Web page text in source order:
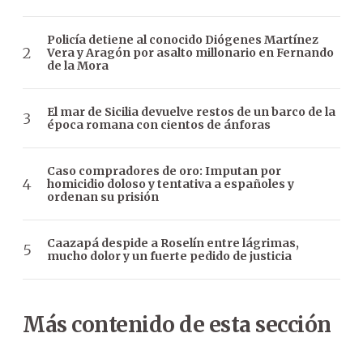
Policía detiene al conocido Diógenes Martínez
Vera y Aragón por asalto millonario en Fernando
de la Mora
El mar de Sicilia devuelve restos de un barco de la
época romana con cientos de ánforas
Caso compradores de oro: Imputan por
homicidio doloso y tentativa a españoles y
ordenan su prisión
Caazapá despide a Roselín entre lágrimas,
mucho dolor y un fuerte pedido de justicia
Más contenido de esta sección